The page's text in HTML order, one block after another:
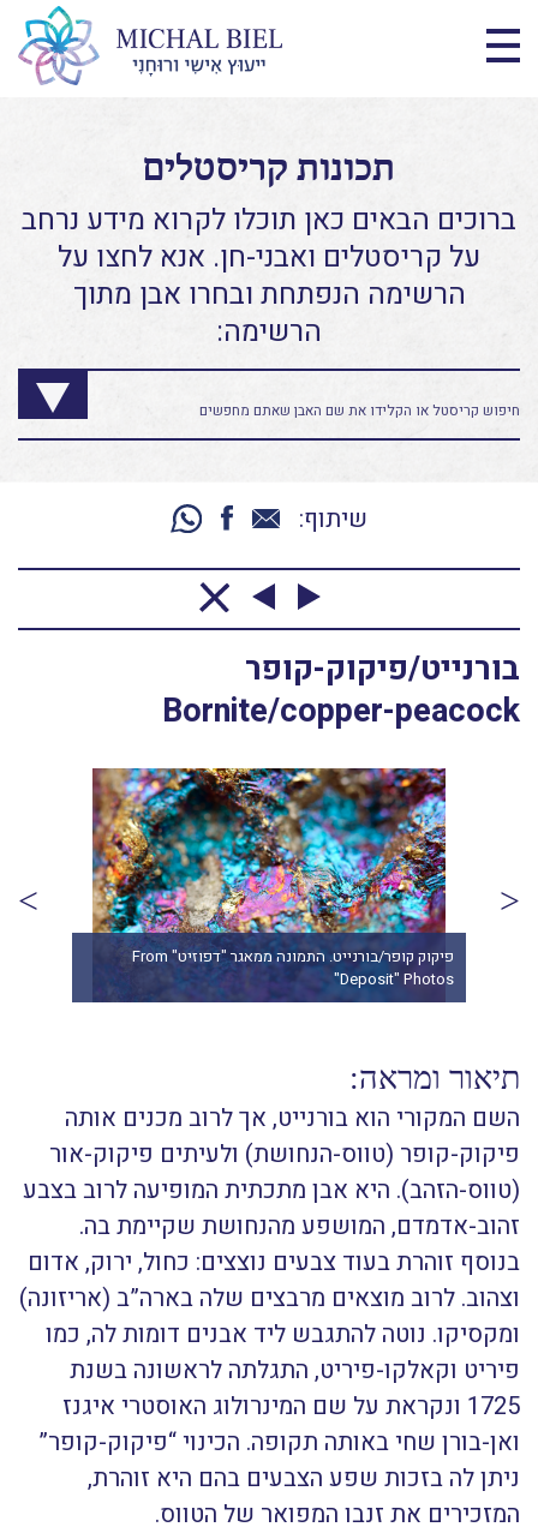
תכונות קריסטלים
ברוכים הבאים כאן תוכלו לקרוא מידע נרחב
על קריסטלים ואבני-חן. אנא לחצו על
הרשימה הנפתחת ובחרו אבן מתוך
הרשימה:
שיתוף:
בורנייט/פיקוק-קופר
Bornite/copper-peacock
פיקוק קופר/בורנייט. התמונה ממאגר "דפוזיט" From
"Deposit" Photos
תיאור ומראה:
השם המקורי הוא בורנייט, אך לרוב מכנים אותה
פיקוק-קופר (טווס-הנחושת) ולעיתים פיקוק-אור
(טווס-הזהב). היא אבן מתכתית המופיעה לרוב בצבע
זהוב-אדמדם, המושפע מהנחושת שקיימת בה.
בנוסף זוהרת בעוד צבעים נוצצים: כחול, ירוק, אדום
וצהוב. לרוב מוצאים מרבצים שלה בארה”ב (אריזונה)
ומקסיקו. נוטה להתגבש ליד אבנים דומות לה, כמו
פיריט וקאלקו-פיריט, התגלתה לראשונה בשנת
1725 ונקראת על שם המינרולוג האוסטרי איגנז
ואן-בורן שחי באותה תקופה. הכינוי “פיקוק-קופר”
ניתן לה בזכות שפע הצבעים בהם היא זוהרת,
המזכירים את זנבו המפואר של הטווס.